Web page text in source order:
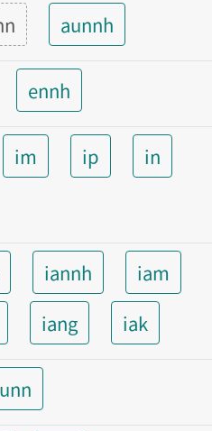
aunnh
ennh
im ip
in
iannh
iam
iang iak